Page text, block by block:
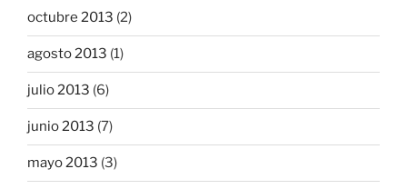
octubre 2013 (2)
agosto 2013 (1)
julio 2013 (6)
junio 2013 (7)
mayo 2013 (3)